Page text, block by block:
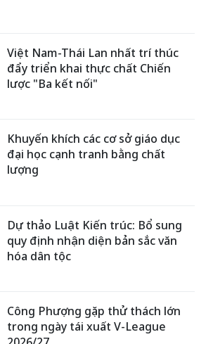
Việt Nam-Thái Lan nhất trí thúc
đẩy triển khai thực chất Chiến
lược "Ba kết nối"
Khuyến khích các cơ sở giáo dục
đại học cạnh tranh bằng chất
lượng
Dự thảo Luật Kiến trúc: Bổ sung
quy định nhận diện bản sắc văn
hóa dân tộc
Công Phượng gặp thử thách lớn
trong ngày tái xuất V-League